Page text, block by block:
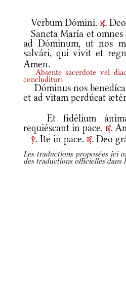
Verbum Dómini. r.
Sancta María et
ad Dóminum, ut nos
salvári, qui vivit et
Amen.
Absente sacerdote vel
concluditur:
Dóminus nos
et ad vitam perdúcat
Et fidélium ánimæ
requiéscant in pace. r.
v. Ite in pace. r. Deo
Les traductions proposées ici
des traductions officielles